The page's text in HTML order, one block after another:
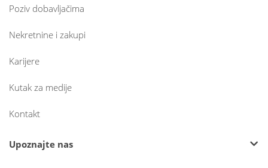
Poziv dobavljačima
Nekretnine i zakupi
Karijere
Kutak za medije
Kontakt
Upoznajte nas